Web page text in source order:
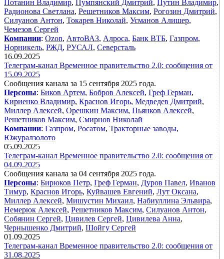
Потанин Владимир, Пумпянский Дмитрий, Путин Владимир,
Радионова Светлана, Решетников Максим, Рогозин Дмитрий,
Силуанов Антон, Токарев Николай, Усманов Алишер,
Чемезов Сергей
Компании: Ozon, АвтоВАЗ, Алроса, Банк ВТБ, Газпром,
Норникель, РЖД, РУСАЛ, Северсталь
16.09.2025
Телеграм-канал Временное правительство 2.0: сообщения от
15.09.2025
Сообщения канала за 15 сентября 2025 года.
Персоны: Биков Артем, Бобров Алексей, Греф Герман,
Кириенко Владимир, Краснов Игорь, Медведев Дмитрий,
Миллер Алексей, Орешкин Максим, Пьянков Алексей,
Решетников Максим, Смирнов Николай
Компании: Газпром, Росатом, Тракторные заводы,
Южуралзолото
05.09.2025
Телеграм-канал Временное правительство 2.0: сообщения от
04.09.2025
Сообщения канала за 04 сентября 2025 года.
Персоны: Бирюков Петр, Греф Герман, Дуров Павел, Иванов
Тимур, Краснов Игорь, Куйвашев Евгений, Лут Оксана,
Миллер Алексей, Мишустин Михаил, Набиуллина Эльвира,
Немерюк Алексей, Решетников Максим, Силуанов Антон,
Собянин Сергей, Цивилев Сергей, Цивилева Анна,
Чернышенко Дмитрий, Шойгу Сергей
01.09.2025
Телеграм-канал Временное правительство 2.0: сообщения от
31.08.2025